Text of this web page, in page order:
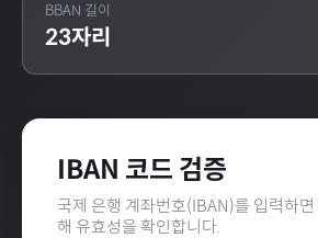
BBAN 길이
23자리
IBAN 코드 검증
국제 은행 계좌번호(IBAN)를 입력하
해 유효성을 확인합니다.